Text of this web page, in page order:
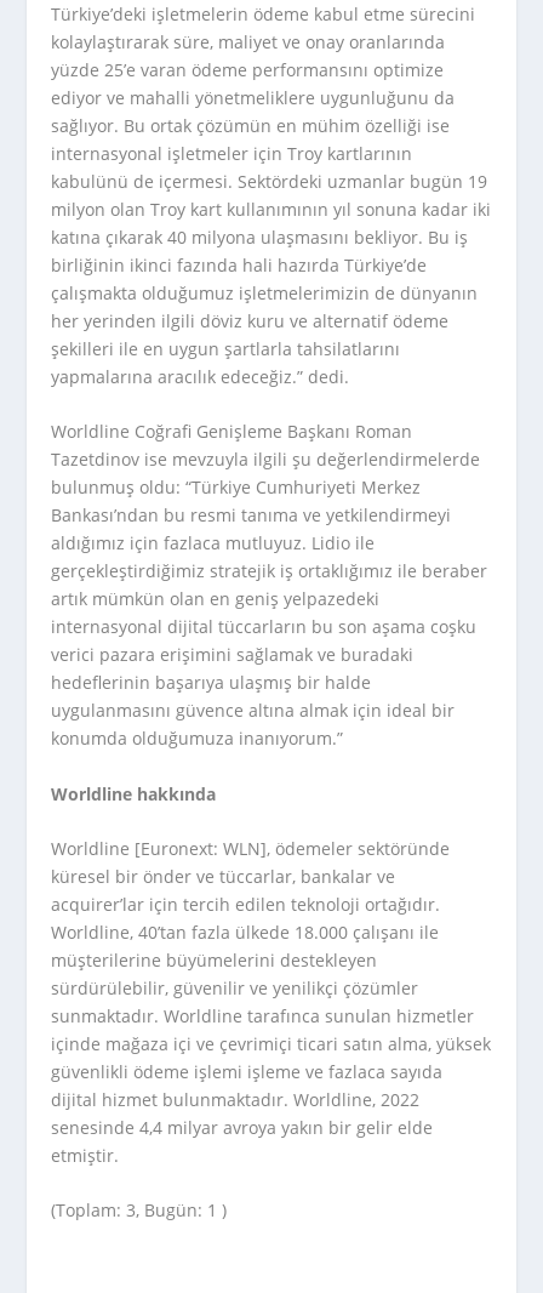
Türkiye’deki işletmelerin ödeme kabul etme sürecini
kolaylaştırarak süre, maliyet ve onay oranlarında
yüzde 25’e varan ödeme performansını optimize
ediyor ve mahalli yönetmeliklere uygunluğunu da
sağlıyor. Bu ortak çözümün en mühim özelliği ise
internasyonal işletmeler için Troy kartlarının
kabulünü de içermesi. Sektördeki uzmanlar bugün 19
milyon olan Troy kart kullanımının yıl sonuna kadar iki
katına çıkarak 40 milyona ulaşmasını bekliyor. Bu iş
birliğinin ikinci fazında hali hazırda Türkiye’de
çalışmakta olduğumuz işletmelerimizin de dünyanın
her yerinden ilgili döviz kuru ve alternatif ödeme
şekilleri ile en uygun şartlarla tahsilatlarını
yapmalarına aracılık edeceğiz.” dedi.
Worldline Coğrafi Genişleme Başkanı Roman
Tazetdinov ise mevzuyla ilgili şu değerlendirmelerde
bulunmuş oldu: “Türkiye Cumhuriyeti Merkez
Bankası’ndan bu resmi tanıma ve yetkilendirmeyi
aldığımız için fazlaca mutluyuz. Lidio ile
gerçekleştirdiğimiz stratejik iş ortaklığımız ile beraber
artık mümkün olan en geniş yelpazedeki
internasyonal dijital tüccarların bu son aşama coşku
verici pazara erişimini sağlamak ve buradaki
hedeflerinin başarıya ulaşmış bir halde
uygulanmasını güvence altına almak için ideal bir
konumda olduğumuza inanıyorum.”
Worldline hakkında
Worldline [Euronext: WLN], ödemeler sektöründe
küresel bir önder ve tüccarlar, bankalar ve
acquirer’lar için tercih edilen teknoloji ortağıdır.
Worldline, 40’tan fazla ülkede 18.000 çalışanı ile
müşterilerine büyümelerini destekleyen
sürdürülebilir, güvenilir ve yenilikçi çözümler
sunmaktadır. Worldline tarafınca sunulan hizmetler
içinde mağaza içi ve çevrimiçi ticari satın alma, yüksek
güvenlikli ödeme işlemi işleme ve fazlaca sayıda
dijital hizmet bulunmaktadır. Worldline, 2022
senesinde 4,4 milyar avroya yakın bir gelir elde
etmiştir.
(Toplam: 3, Bugün: 1 )